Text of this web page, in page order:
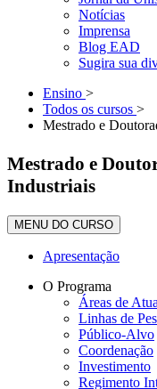
Notícias
Imprensa
Blog EAD
Sugira sua
Ensino >
Todos os cursos >
Mestrado e
Mestrado e
Industriais
MENU DO CURSO
Apresentação
O Programa
Áreas de
Linhas de
Público-Alvo
Coordenação
Investimento
Regimento